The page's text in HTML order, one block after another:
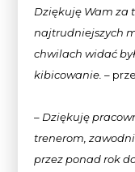
Dziękuję Wam za
najtrudniejszych
chwilach widać
kibicowanie. –
– Dziękuję
trenerom,
przez ponad rok